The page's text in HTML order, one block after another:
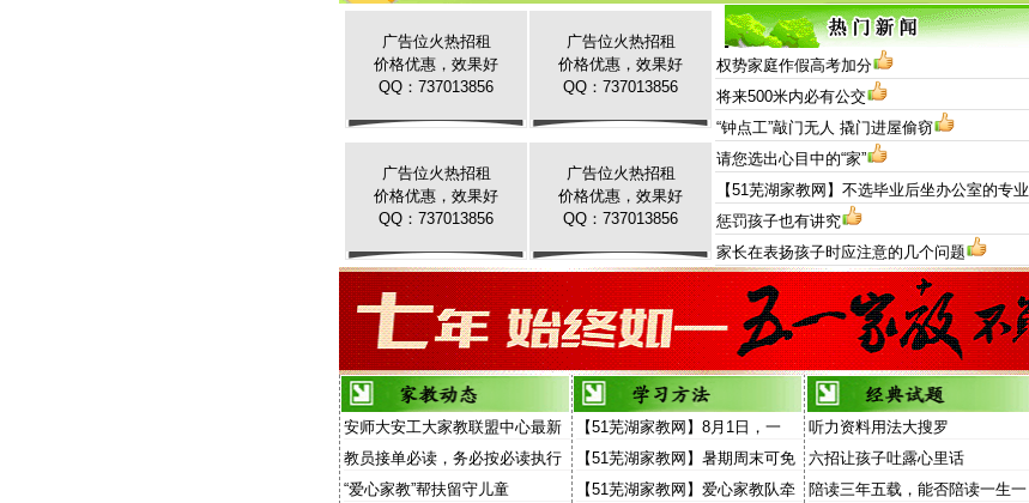
广告位火热招租
价格优惠，效果好
QQ：737013856
广告位火热招租
价格优惠，效果好
QQ：737013856
权势家庭作假高考加分
将来500米内必有公交
“钟点工”敲门无人 撬门进屋偷窃
请您选出心目中的“家”
【51芜湖家教网】不选毕业后坐办公室的专业
惩罚孩子也有讲究
家长在表扬孩子时应注意的几个问题
广告位火热招租
价格优惠，效果好
QQ：737013856
广告位火热招租
价格优惠，效果好
QQ：737013856
安师大安工大家教联盟中心最新
家教信息
教员接单必读，务必按必读执行
“爱心家教”帮扶留守儿童
【51芜湖家教网】8月1日，一
场“家教”演讲面向家长和孩子开
【51芜湖家教网】暑期周末可免
费去听“家教大讲堂”
【51芜湖家教网】爱心家教队牵
听力资料用法大搜罗
六招让孩子吐露心里话
陪读三年五载，能否陪读一生一